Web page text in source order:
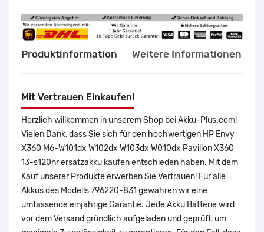
Produktinformation Weitere Informationen
Mit Vertrauen Einkaufen!
Herzlich willkommen in unserem Shop bei Akku-Plus.com!
Vielen Dank, dass Sie sich für den hochwertigen HP Envy
X360 M6-W101dx W102dx W103dx W010dx Pavilion X360
13-s120nr ersatzakku kaufen entschieden haben. Mit dem
Kauf unserer Produkte erwerben Sie Vertrauen! Für alle
Akkus des Modells 796220-831 gewähren wir eine
umfassende einjährige Garantie. Jede Akku Batterie wird
vor dem Versand gründlich aufgeladen und geprüft, um